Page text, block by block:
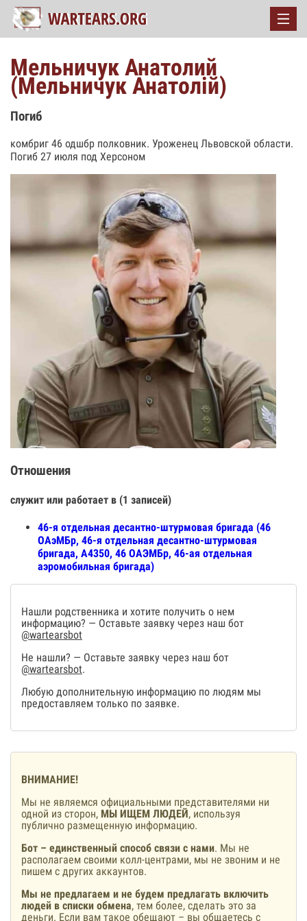
Мельничук Анатолий
(Мельничук Анатолій)
Погиб
комбриг 46 одшбр полковник. Уроженец Львовской области.
Погиб 27 июля под Херсоном
Отношения
служит или работает в (1 записей)
46-я отдельная десантно-штурмовая бригада (46
ОАэМБр, 46-я отдельная десантно-штурмовая
бригада, А4350, 46 ОАЭМБр, 46-ая отдельная
аэромобильная бригада)
Нашли родственника и хотите получить о нем
информацию? — Оставьте заявку через наш бот
@wartearsbot
Не нашли? — Оставьте заявку через наш бот
@wartearsbot.
Любую дополнительную информацию по людям мы
предоставляем только по заявке.
ВНИМАНИЕ!
Мы не являемся официальными представителями ни
одной из сторон, МЫ ИЩЕМ ЛЮДЕЙ, используя
публично размещенную информацию.
Бот – единственный способ связи с нами. Мы не
располагаем своими колл-центрами, мы не звоним и не
пишем с других аккаунтов.
Мы не предлагаем и не будем предлагать включить
людей в списки обмена, тем более, сделать это за
деньги. Если вам такое обещают – вы общаетесь с